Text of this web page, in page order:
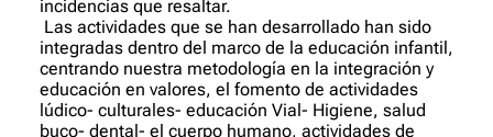
incidencias que resaltar.
Las actividades que se han desarrollado han sido
integradas dentro del marco de la educación infantil,
centrando nuestra metodología en la integración y
educación en valores, el fomento de actividades
lúdico- culturales- educación Vial- Higiene, salud
buco- dental- el cuerpo humano, actividades de